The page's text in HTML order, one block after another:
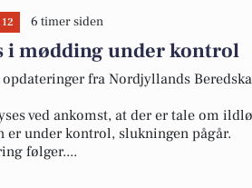
6 timer siden
i mødding under kontrol
opdateringer fra Nordjyllands
ved ankomst, at der er tale om
er under kontrol, slukningen pågår.
følger....